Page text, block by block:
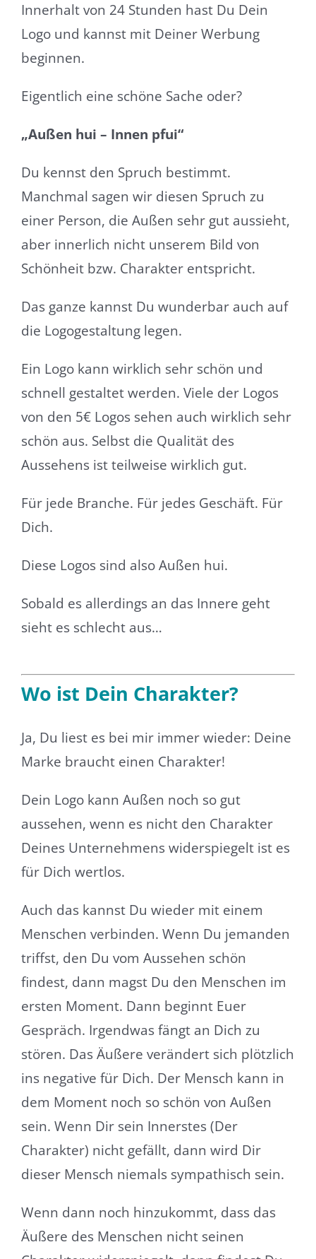
Innerhalt von 24 Stunden hast Du Dein
Logo und kannst mit Deiner Werbung
beginnen.
Eigentlich eine schöne Sache oder?
„Außen hui – Innen pfui“
Du kennst den Spruch bestimmt.
Manchmal sagen wir diesen Spruch zu
einer Person, die Außen sehr gut aussieht,
aber innerlich nicht unserem Bild von
Schönheit bzw. Charakter entspricht.
Das ganze kannst Du wunderbar auch auf
die Logogestaltung legen.
Ein Logo kann wirklich sehr schön und
schnell gestaltet werden. Viele der Logos
von den 5€ Logos sehen auch wirklich sehr
schön aus. Selbst die Qualität des
Aussehens ist teilweise wirklich gut.
Für jede Branche. Für jedes Geschäft. Für
Dich.
Diese Logos sind also Außen hui.
Sobald es allerdings an das Innere geht
sieht es schlecht aus…
Wo ist Dein Charakter?
Ja, Du liest es bei mir immer wieder: Deine
Marke braucht einen Charakter!
Dein Logo kann Außen noch so gut
aussehen, wenn es nicht den Charakter
Deines Unternehmens widerspiegelt ist es
für Dich wertlos.
Auch das kannst Du wieder mit einem
Menschen verbinden. Wenn Du jemanden
triffst, den Du vom Aussehen schön
findest, dann magst Du den Menschen im
ersten Moment. Dann beginnt Euer
Gespräch. Irgendwas fängt an Dich zu
stören. Das Äußere verändert sich plötzlich
ins negative für Dich. Der Mensch kann in
dem Moment noch so schön von Außen
sein. Wenn Dir sein Innerstes (Der
Charakter) nicht gefällt, dann wird Dir
dieser Mensch niemals sympathisch sein.
Wenn dann noch hinzukommt, dass das
Äußere des Menschen nicht seinen